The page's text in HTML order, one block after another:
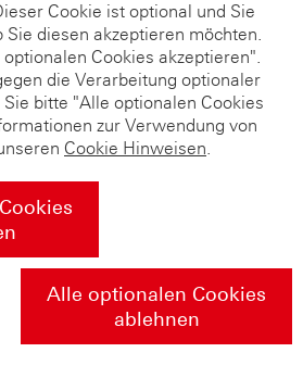
Cookie ist optional und Sie
Sie diesen akzeptieren möchten.
Cookies akzeptieren".
die Verarbeitung optionaler
bitte "Alle optionalen Cookies
zur Verwendung von
Cookie Hinweisen.
Alle optionalen Cookies
ablehnen